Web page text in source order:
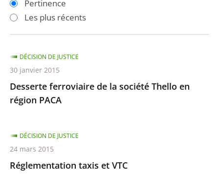
filtres
après
filtres
avant
Pertinence
Les plus récents
Desserte ferroviaire de la société Thello en
région PACA
DÉCISION DE JUSTICE
30 janvier 2015
Réglementation taxis et VTC
DÉCISION DE JUSTICE
24 mars 2015